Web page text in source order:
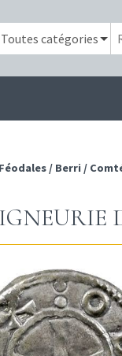
Féodales / Berri /